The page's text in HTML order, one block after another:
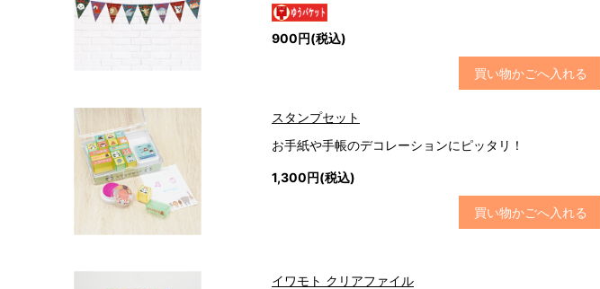
900円(税込)
買い物かごへ入れる
スタンプセット
お手紙や手帳のデコレーションにピッタリ！
1,300円(税込)
買い物かごへ入れる
イワモト クリアファイル